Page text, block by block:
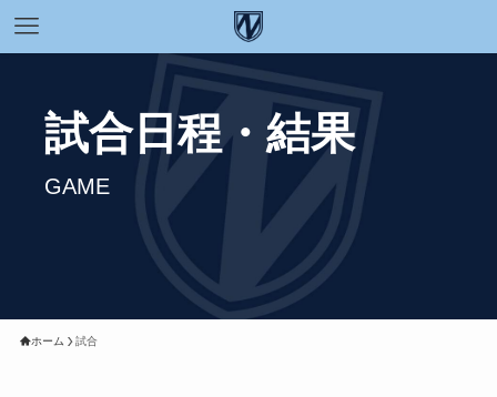
試合日程・結果
GAME
ホーム 試合